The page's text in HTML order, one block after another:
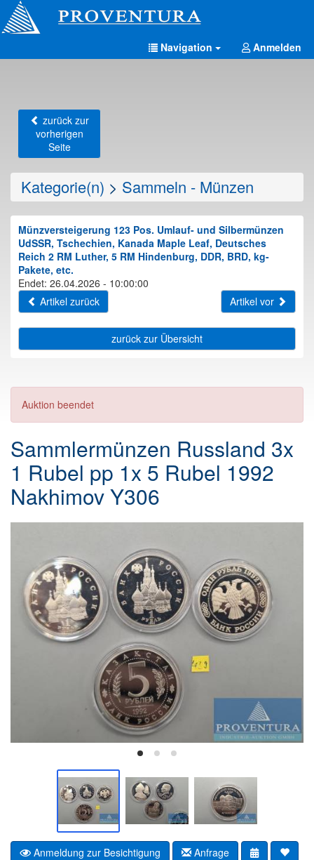
Navigation Anmelden
zurück zur
vorherigen
Seite
Kategorie(n) > Sammeln - Münzen
Münzversteigerung 123 Pos. Umlauf- und Silbermünzen
UdSSR, Tschechien, Kanada Maple Leaf, Deutsches
Reich 2 RM Luther, 5 RM Hindenburg, DDR, BRD, kg-
Pakete, etc.
Endet: 26.04.2026 - 10:00:00
Artikel zurück
Artikel vor
zurück zur Übersicht
Auktion beendet
Sammlermünzen Russland 3x
1 Rubel pp 1x 5 Rubel 1992
Nakhimov Y306
Anmeldung zur Besichtigung Anfrage